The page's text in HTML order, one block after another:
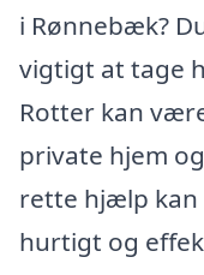
i Rønnebæk?
vigtigt at tage
Rotter kan
private hjem
rette hjælp kan
hurtigt og